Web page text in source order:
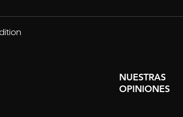
NUESTRAS
OPINIONES